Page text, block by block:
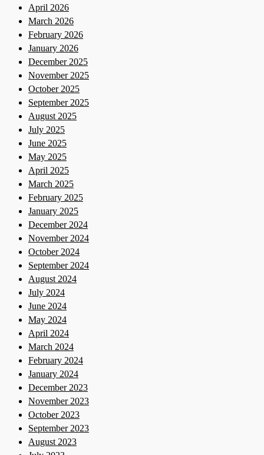
April 2026
March 2026
February 2026
January 2026
December 2025
November 2025
October 2025
September 2025
August 2025
July 2025
June 2025
May 2025
April 2025
March 2025
February 2025
January 2025
December 2024
November 2024
October 2024
September 2024
August 2024
July 2024
June 2024
May 2024
April 2024
March 2024
February 2024
January 2024
December 2023
November 2023
October 2023
September 2023
August 2023